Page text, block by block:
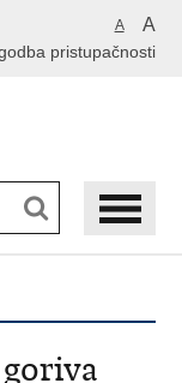
A A
pristupačnosti